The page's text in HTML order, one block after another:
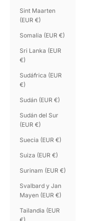
Sint Maarten
(EUR €)
Somalia (EUR €)
Sri Lanka (EUR
€)
Sudáfrica (EUR
€)
Sudán (EUR €)
Sudán del Sur
(EUR €)
Suecia (EUR €)
Suiza (EUR €)
Surinam (EUR €)
Svalbard y Jan
Mayen (EUR €)
Tailandia (EUR